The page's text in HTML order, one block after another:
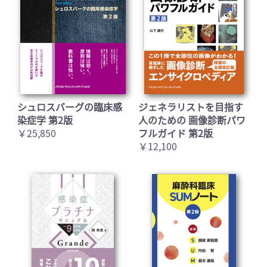
シュロスバーグの臨床感
染症学 第2版
￥25,850
ジェネラリストを目指す
人のための 画像診断パワ
フルガイド 第2版
￥12,100